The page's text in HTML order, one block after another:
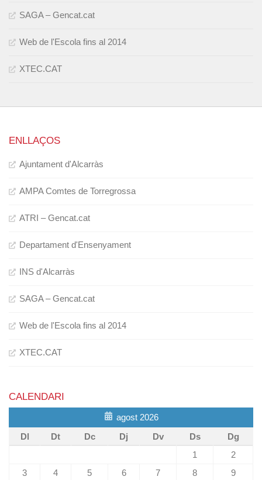
SAGA – Gencat.cat
Web de l'Escola fins al 2014
XTEC.CAT
ENLLAÇOS
Ajuntament d'Alcarràs
AMPA Comtes de Torregrossa
ATRI – Gencat.cat
Departament d'Ensenyament
INS d'Alcarràs
SAGA – Gencat.cat
Web de l'Escola fins al 2014
XTEC.CAT
CALENDARI
agost 2026
Dl
Dt Dc Dj Dv Ds
Dg
1
2
3
4 5 6 7 8 9